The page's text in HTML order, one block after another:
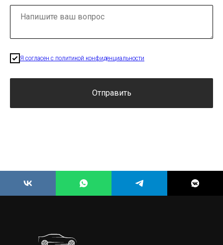
Я согласен с политикой конфиденциальности
Отправить